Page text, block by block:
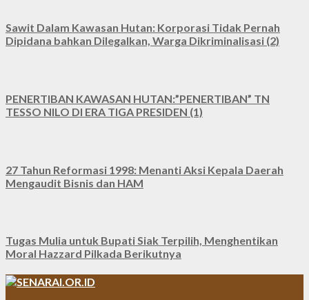
Sawit Dalam Kawasan Hutan: Korporasi Tidak Pernah
Dipidana bahkan Dilegalkan, Warga Dikriminalisasi (2)
PENERTIBAN KAWASAN HUTAN:”PENERTIBAN” TN
TESSO NILO DI ERA TIGA PRESIDEN (1)
27 Tahun Reformasi 1998: Menanti Aksi Kepala Daerah
Mengaudit Bisnis dan HAM
Tugas Mulia untuk Bupati Siak Terpilih, Menghentikan
Moral Hazzard Pilkada Berikutnya